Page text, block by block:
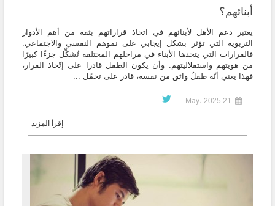
أبنائهم؟
يعتبر دعم الأهل لأبنائهم في اتخاذ قراراتهم بثقة من أهم الأدوار
التربوية التي تؤثر بشكل إيجابي على نموهم النفسي والاجتماعي.
فالقرارات التي يتخذها الأبناء في مراحلهم المختلفة تُشكِّل جزءًا كبيرًا
من هويتهم واستقلاليتهم. وأن يكون الطفل قادرا على إتّخاذ القرار،
فهذا يعني أنّه طفلٌ واثق من نفسه، قادر على تحمّل ...
إقرأ المزيد